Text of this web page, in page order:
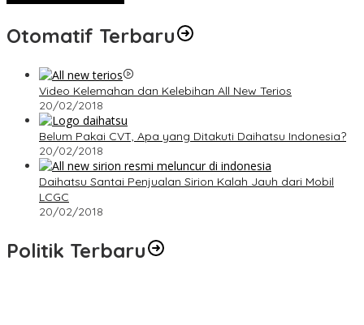
Otomatif Terbaru
Video Kelemahan dan Kelebihan All New Terios
20/02/2018
Belum Pakai CVT, Apa yang Ditakuti Daihatsu Indonesia?
20/02/2018
Daihatsu Santai Penjualan Sirion Kalah Jauh dari Mobil
LCGC
20/02/2018
Politik Terbaru